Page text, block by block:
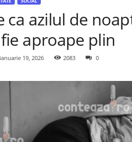
ca azilul de
aproape plin
ianuarie 19, 2026 2083 0